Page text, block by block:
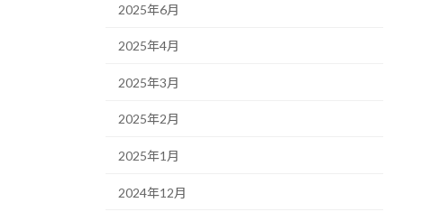
2025年6月
2025年4月
2025年3月
2025年2月
2025年1月
2024年12月